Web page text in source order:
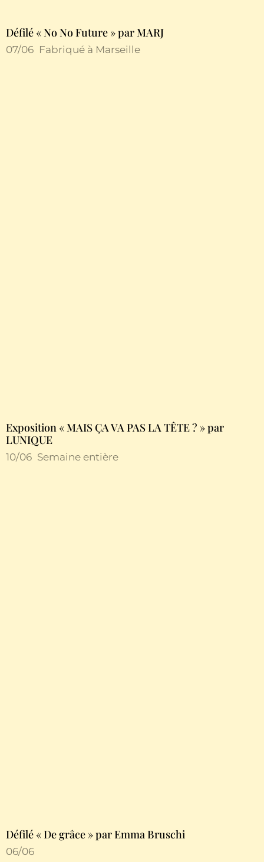
Défilé « No No Future » par MARJ
07/06 Fabriqué à Marseille
Exposition « MAIS ÇA VA PAS LA TÊTE ? » par
LUNIQUE
10/06 Semaine entière
Défilé « De grâce » par Emma Bruschi
06/06